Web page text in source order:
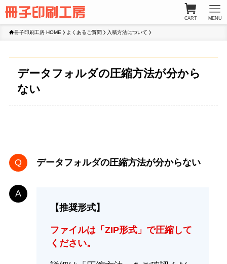
CART MENU
冊子印刷工房 HOME よくあるご質問 入稿方法について
データフォルダの圧縮方法が分から
ない
データフォルダの圧縮方法が分からない
【推奨形式】
ファイルは「ZIP形式」で圧縮して
ください。